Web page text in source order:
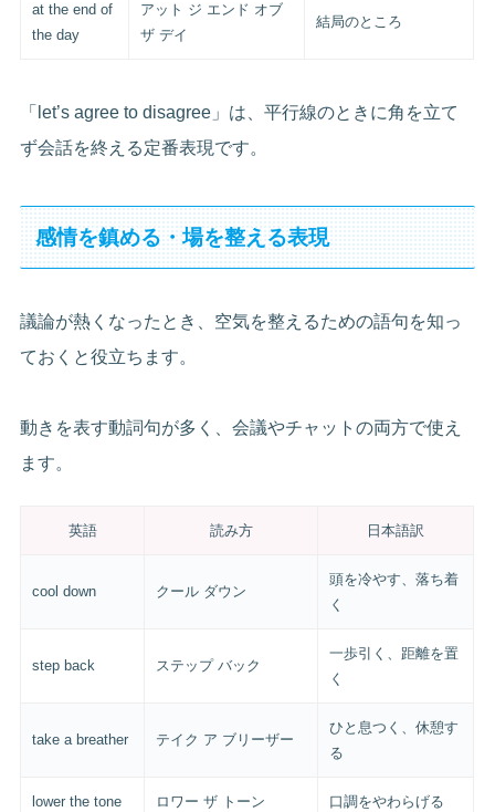
at the end of
the day
アット ジ エンド オブ
ザ デイ
結局のところ
「let’s agree to disagree」は、平行線のときに角を立て
ず会話を終える定番表現です。
感情を鎮める・場を整える表現
議論が熱くなったとき、空気を整えるための語句を知っ
ておくと役立ちます。
動きを表す動詞句が多く、会議やチャットの両方で使え
ます。
英語 読み方 日本語訳
cool down クール ダウン
頭を冷やす、落ち着
く
step back ステップ バック
一歩引く、距離を置
く
take a breather テイク ア ブリーザー
ひと息つく、休憩す
る
lower the tone ロワー ザ トーン 口調をやわらげる